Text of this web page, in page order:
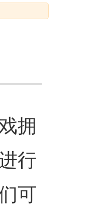
拥
行
可